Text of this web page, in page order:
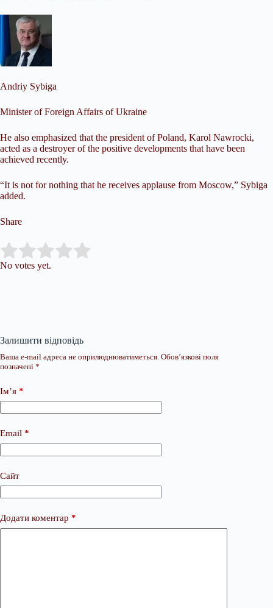
Andriy Sybiga
Minister of Foreign Affairs of Ukraine
He also emphasized that the president of Poland, Karol Nawrocki,
acted as a destroyer of the positive developments that have been
achieved recently.
“It is not for nothing that he receives applause from Moscow,” Sybiga
added.
Share
Rate this item:
No votes yet.
Залишити відповідь
Ваша e-mail адреса не оприлюднюватиметься. Обов’язкові поля
позначені *
Ім’я *
Email *
Сайт
Додати коментар *